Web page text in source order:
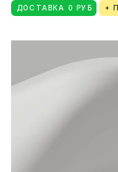
ДОСТАВКА 0 РУБ +